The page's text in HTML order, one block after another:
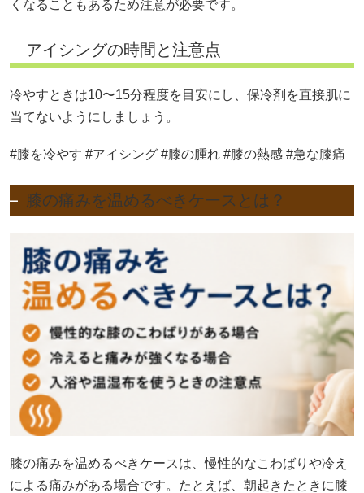
くなることもあるため注意が必要です。
アイシングの時間と注意点
冷やすときは10〜15分程度を目安にし、保冷剤を直接肌に
当てないようにしましょう。
#膝を冷やす #アイシング #膝の腫れ #膝の熱感 #急な膝痛
膝の痛みを温めるべきケースとは？
膝の痛みを温めるべきケースは、慢性的なこわばりや冷え
による痛みがある場合です。たとえば、朝起きたときに膝